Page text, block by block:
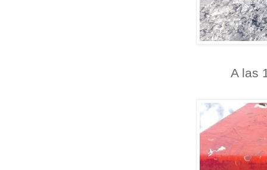
A las